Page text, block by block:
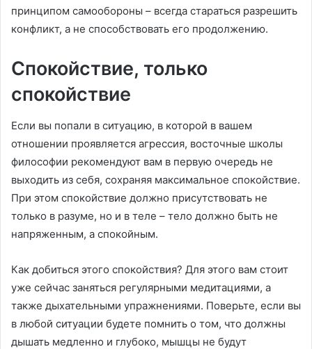
принципом самообороны – всегда стараться разрешить
конфликт, а не способствовать его продолжению.
Спокойствие, только
спокойствие
Если вы попали в ситуацию, в которой в вашем
отношении проявляется агрессия, восточные школы
философии рекомендуют вам в первую очередь не
выходить из себя, сохраняя максимальное спокойствие.
При этом спокойствие должно присутствовать не
только в разуме, но и в теле – тело должно быть не
напряженным, а спокойным.
Как добиться этого спокойствия? Для этого вам стоит
уже сейчас заняться регулярными медитациями, а
также дыхательными упражнениями. Поверьте, если вы
в любой ситуации будете помнить о том, что должны
дышать медленно и глубоко, мышцы не будут